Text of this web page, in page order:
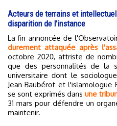
Acteurs de terrains et
disparition de l’instance
La fin annoncée de
durement attaquée après
octobre 2020, attriste de
que des personnalités de la
universitaire dont le
Jean Baubérot et l'islamologue
se sont exprimés dans une
31 mars pour défendre un
maintenir.